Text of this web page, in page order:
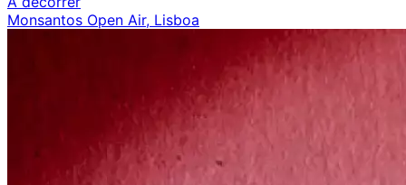
Monsantos Open Air, Lisboa